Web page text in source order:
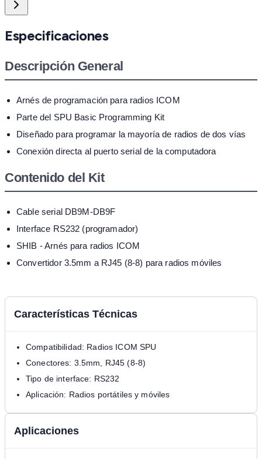
Especificaciones
Descripción General
Arnés de programación para radios ICOM
Parte del SPU Basic Programming Kit
Diseñado para programar la mayoría de radios de dos vías
Conexión directa al puerto serial de la computadora
Contenido del Kit
Cable serial DB9M-DB9F
Interface RS232 (programador)
SHIB - Arnés para radios ICOM
Convertidor 3.5mm a RJ45 (8-8) para radios móviles
Características Técnicas
Compatibilidad: Radios ICOM SPU
Conectores: 3.5mm, RJ45 (8-8)
Tipo de interface: RS232
Aplicación: Radios portátiles y móviles
Aplicaciones